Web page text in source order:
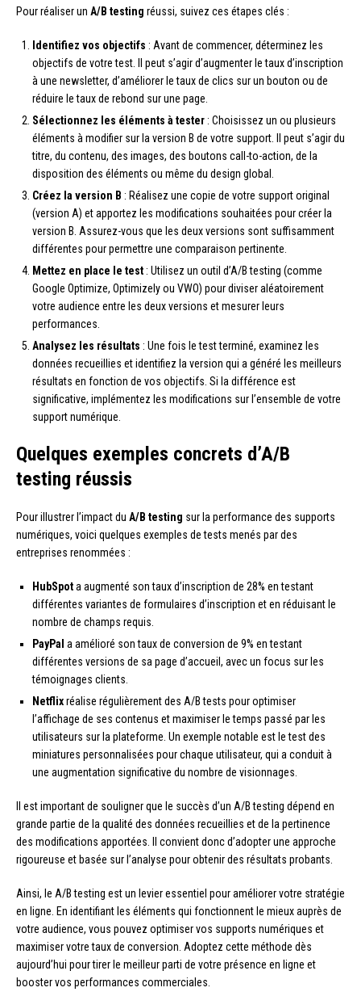
Pour réaliser un A/B testing réussi, suivez ces étapes clés :
Identifiez vos objectifs : Avant de commencer, déterminez les
objectifs de votre test. Il peut s’agir d’augmenter le taux d’inscription
à une newsletter, d’améliorer le taux de clics sur un bouton ou de
réduire le taux de rebond sur une page.
Sélectionnez les éléments à tester : Choisissez un ou plusieurs
éléments à modifier sur la version B de votre support. Il peut s’agir du
titre, du contenu, des images, des boutons call-to-action, de la
disposition des éléments ou même du design global.
Créez la version B : Réalisez une copie de votre support original
(version A) et apportez les modifications souhaitées pour créer la
version B. Assurez-vous que les deux versions sont suffisamment
différentes pour permettre une comparaison pertinente.
Mettez en place le test : Utilisez un outil d’A/B testing (comme
Google Optimize, Optimizely ou VWO) pour diviser aléatoirement
votre audience entre les deux versions et mesurer leurs
performances.
Analysez les résultats : Une fois le test terminé, examinez les
données recueillies et identifiez la version qui a généré les meilleurs
résultats en fonction de vos objectifs. Si la différence est
significative, implémentez les modifications sur l’ensemble de votre
support numérique.
Quelques exemples concrets d’A/B
testing réussis
Pour illustrer l’impact du A/B testing sur la performance des supports
numériques, voici quelques exemples de tests menés par des
entreprises renommées :
HubSpota augmenté son taux d’inscription de 28% en testant
différentes variantes de formulaires d’inscription et en réduisant le
nombre de champs requis.
PayPal a amélioré son taux de conversion de 9% en testant
différentes versions de sa page d’accueil, avec un focus sur les
témoignages clients.
Netflixréalise régulièrement des A/B tests pour optimiser
l’affichage de ses contenus et maximiser le temps passé par les
utilisateurs sur la plateforme. Un exemple notable est le test des
miniatures personnalisées pour chaque utilisateur, qui a conduit à
une augmentation significative du nombre de visionnages.
Il est important de souligner que le succès d’un A/B testing dépend en
grande partie de la qualité des données recueillies et de la pertinence
des modifications apportées. Il convient donc d’adopter une approche
rigoureuse et basée sur l’analyse pour obtenir des résultats probants.
Ainsi, le A/B testing est un levier essentiel pour améliorer votre stratégie
en ligne. En identifiant les éléments qui fonctionnent le mieux auprès de
votre audience, vous pouvez optimiser vos supports numériques et
maximiser votre taux de conversion. Adoptez cette méthode dès
aujourd’hui pour tirer le meilleur parti de votre présence en ligne et
booster vos performances commerciales.